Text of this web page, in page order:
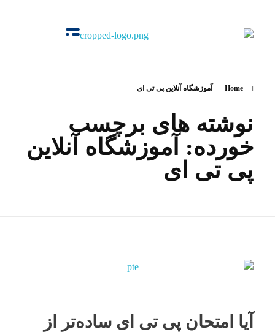
Home آموزشگاه آنلاین پی تی ای
نوشته های برچسب
خورده: آموزشگاه آنلاین
پی تی ای
آیا امتحان پی تی ای ساده‌تر از